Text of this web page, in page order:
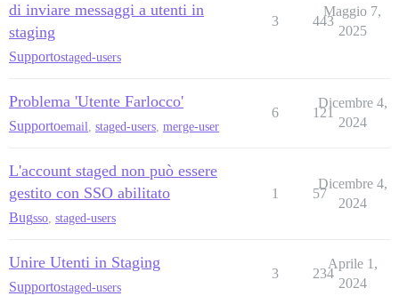
di inviare messaggi a utenti in
staging
Supportostaged-users
3 443
Maggio 7,
2025
Problema 'Utente Farlocco'
Supportoemail staged-users merge-user
6 121
Dicembre 4,
2024
L'account staged non può essere
gestito con SSO abilitato
Bugsso staged-users
1 57
Dicembre 4,
2024
Unire Utenti in Staging
Supportostaged-users
3 234
Aprile 1,
2024